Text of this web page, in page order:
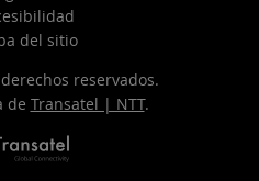
del sitio
reservados.
de Transatel | NTT.